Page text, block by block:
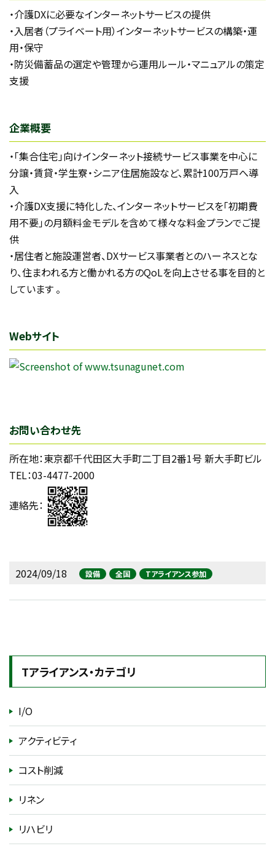
・介護DXに必要なインターネットサービスの提供
・入居者（プライベート用）インターネットサービスの構築・運
用・保守
・防災備蓄品の選定や管理から運用ルール・マニュアルの策定
支援
企業概要
・「集合住宅」向けインターネット接続サービス事業を中心に
分譲・賃貸・学生寮・シニア住居施設など、累計100万戸へ導
入
・介護DX支援に特化した、インターネットサービスを「初期費
用不要」の月額料金モデルを含めて様々な料金プランでご提
供
・居住者と施設運営者、DXサービス事業者とのハーネスとな
り、住まわれる方と働かれる方のQoLを向上させる事を目的と
しています 。
Webサイト
お問い合わせ先
所在地：東京都千代田区大手町二丁目2番1号 新大手町ビル
TEL：03-4477-2000
連絡先：
2024/09/18 設備 全国 Tアライアンス参加
Tアライアンス・カテゴリ
I/O
アクティビティ
コスト削減
リネン
リハビリ